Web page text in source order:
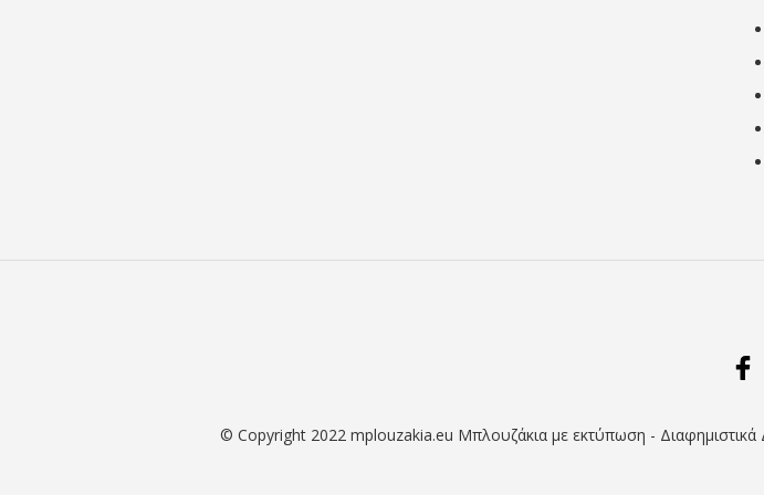
© Copyright 2022 mplouzakia.eu Μπλουζάκια με εκτύπωση - Διαφημιστικά